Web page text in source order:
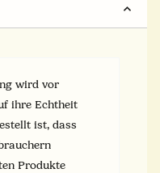
wird vor
ihre Echtheit
ist, dass
Produkte